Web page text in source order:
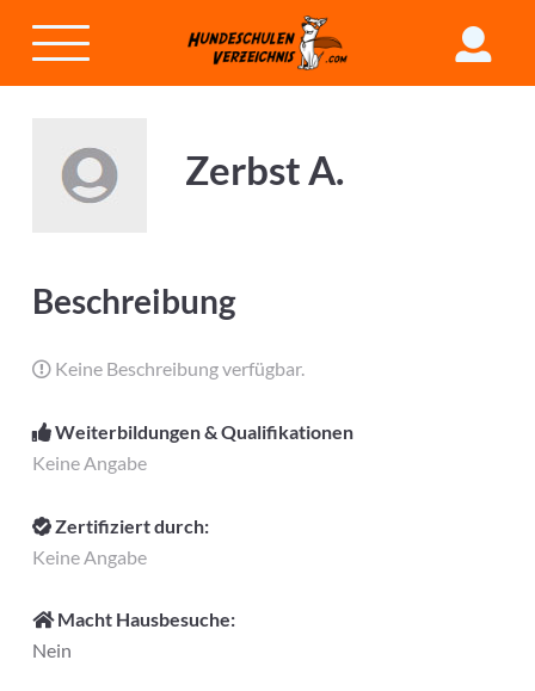
Zerbst A.
Beschreibung
Keine Beschreibung verfügbar.
Weiterbildungen & Qualifikationen
Keine Angabe
Zertifiziert durch:
Keine Angabe
Macht Hausbesuche:
Nein